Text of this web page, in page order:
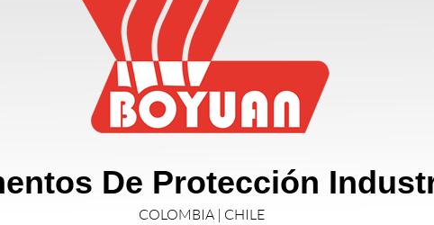
De Protección
COLOMBIA | CHILE